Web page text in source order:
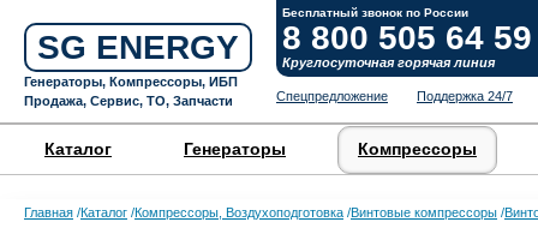
SG ENERGY
Генераторы, Компрессоры, ИБП
Продажа, Сервис, ТО, Запчасти
Бесплатный звонок по России
8 800 505 64 59
Круглосуточная горячая линия
Спецпредложение Поддержка 24/7
Каталог Генераторы Компрессоры
Главная Каталог Компрессоры, Воздухоподготовка Винтовые компрессоры